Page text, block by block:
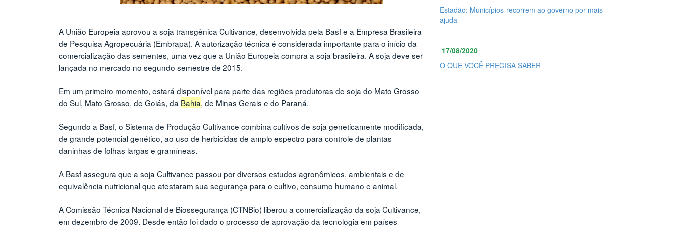
A União Europeia aprovou a soja transgênica Cultivance, desenvolvida pela Basf e a Empresa Brasileira
de Pesquisa Agropecuária (Embrapa). A autorização técnica é considerada importante para o início da
comercialização das sementes, uma vez que a União Europeia compra a soja brasileira. A soja deve ser
lançada no mercado no segundo semestre de 2015.
Em um primeiro momento, estará disponível para parte das regiões produtoras de soja do Mato Grosso
do Sul, Mato Grosso, de Goiás, da Bahia, de Minas Gerais e do Paraná.
Segundo a Basf, o Sistema de Produção Cultivance combina cultivos de soja geneticamente modificada,
de grande potencial genético, ao uso de herbicidas de amplo espectro para controle de plantas
daninhas de folhas largas e gramíneas.
A Basf assegura que a soja Cultivance passou por diversos estudos agronômicos, ambientais e de
equivalência nutricional que atestaram sua segurança para o cultivo, consumo humano e animal.
A Comissão Técnica Nacional de Biossegurança (CTNBio) liberou a comercialização da soja Cultivance,
em dezembro de 2009. Desde então foi dado o processo de aprovação da tecnologia em países
Estadão: Municípios recorrem ao governo por mais
ajuda
17/08/2020
O QUE VOCÊ PRECISA SABER